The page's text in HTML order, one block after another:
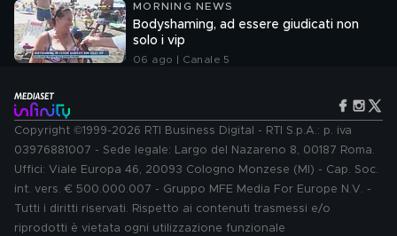
MORNING NEWS
Bodyshaming, ad essere giudicati non
solo i vip
06 ago | Canale 5
Copyright ©1999-2026 RTI Business Digital - RTI S.p.A.: p. iva
03976881007 - Sede legale: Largo del Nazareno 8, 00187 Roma.
Uffici: Viale Europa 46, 20093 Cologno Monzese (MI) - Cap. Soc.
int. vers. € 500.000.007 - Gruppo MFE Media For Europe N.V. -
Tutti i diritti riservati. Rispetto ai contenuti trasmessi e/o
riprodotti è vietata ogni utilizzazione funzionale